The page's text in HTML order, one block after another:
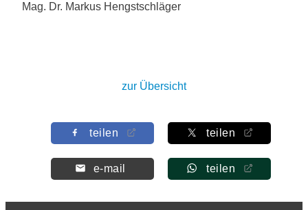
Mag. Dr. Markus Hengstschläger
zur Übersicht
teilen teilen
e-mail teilen